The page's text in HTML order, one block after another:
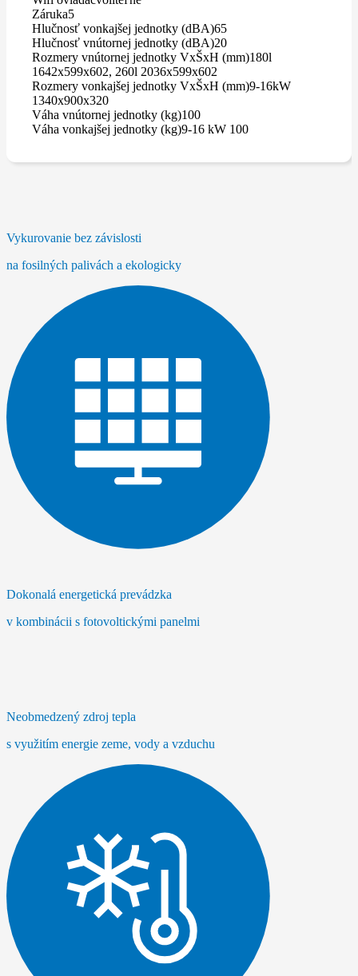
Záruka5
Hlučnosť vonkajšej jednotky (dBA)65
Hlučnosť vnútornej jednotky (dBA)20
Rozmery vnútornej jednotky VxŠxH (mm)180l
1642x599x602, 260l 2036x599x602
Rozmery vonkajšej jednotky VxŠxH (mm)9-16kW
1340x900x320
Váha vnútornej jednotky (kg)100
Váha vonkajšej jednotky (kg)9-16 kW 100
Vykurovanie bez závislosti
na fosilných palivách a ekologicky
Dokonalá energetická prevádzka
v kombinácii s fotovoltickými panelmi
Neobmedzený zdroj tepla
s využitím energie zeme, vody a vzduchu